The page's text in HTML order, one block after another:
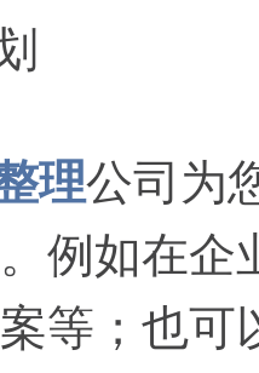
理公司为
例如在
等；也可